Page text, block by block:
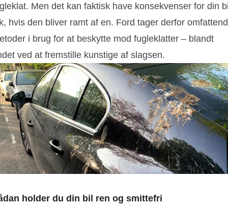
Men det kan faktisk have konsekvenser for din
hvis den bliver ramt af en. Ford tager derfor
i brug for at beskytte mod fugleklatter – blandt
ved at fremstille kunstige af slagsen.
holder du din bil ren og smittefri